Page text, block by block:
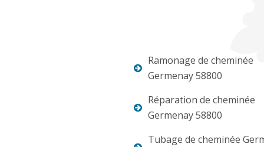
Ramonage de cheminée
Germenay 58800
Réparation de cheminée
Germenay 58800
Tubage de cheminée